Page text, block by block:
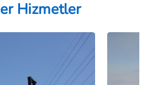
Hizmetler